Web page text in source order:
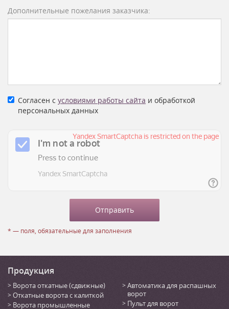
Дополнительные пожелания заказчика:
Согласен с условиями работы сайта и обработкой
персональных данных
* — поля, обязательные для заполнения
Продукция
Ворота откатные (сдвижные)
Откатные ворота с калиткой
Ворота промышленные
Автоматика для распашных
ворот
Пульт для ворот